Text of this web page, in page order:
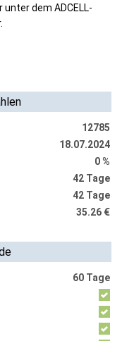
dem ADCELL-
12785
18.07.2024
0 %
42 Tage
42 Tage
35.26 €
60 Tage